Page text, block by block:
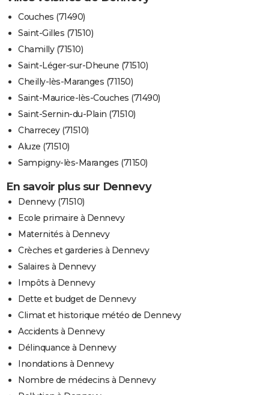
Couches (71490)
Saint-Gilles (71510)
Chamilly (71510)
Saint-Léger-sur-Dheune (71510)
Cheilly-lès-Maranges (71150)
Saint-Maurice-lès-Couches (71490)
Saint-Sernin-du-Plain (71510)
Charrecey (71510)
Aluze (71510)
Sampigny-lès-Maranges (71150)
En savoir plus sur Dennevy
Dennevy (71510)
Ecole primaire à Dennevy
Maternités à Dennevy
Crèches et garderies à Dennevy
Salaires à Dennevy
Impôts à Dennevy
Dette et budget de Dennevy
Climat et historique météo de Dennevy
Accidents à Dennevy
Délinquance à Dennevy
Inondations à Dennevy
Nombre de médecins à Dennevy